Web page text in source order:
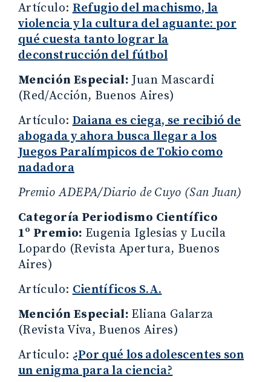
Artículo:Refugio del machismo, la
violencia y la cultura del aguante: por
qué cuesta tanto lograr la
deconstrucción del fútbol
Mención Especial: Juan Mascardi
(Red/Acción, Buenos Aires)
Artículo:Daiana es ciega, se recibió de
abogada y ahora busca llegar a los
Juegos Paralímpicos de Tokio como
nadadora
Premio ADEPA/Diario de Cuyo (San Juan)
Categoría Periodismo Científico
1º Premio: Eugenia Iglesias y Lucila
Lopardo (Revista Apertura, Buenos
Aires)
Artículo:Científicos S.A.
Mención Especial: Eliana Galarza
(Revista Viva, Buenos Aires)
Articulo: ¿Por qué los adolescentes son
un enigma para la ciencia?